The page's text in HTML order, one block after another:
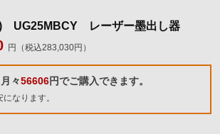
) UG25MBCY レーザー墨出し器
円（税込283,030円）
々56606円でご購入できます。
なります。